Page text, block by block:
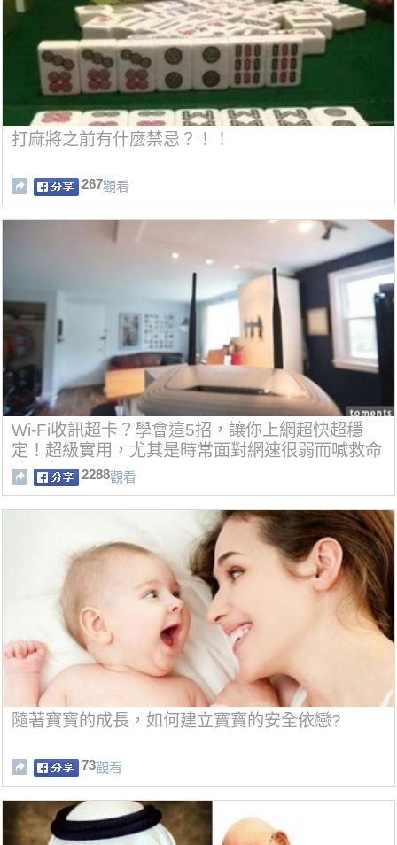
打麻將之前有什麼禁忌？！！
267觀看
Wi-Fi收訊超卡？學會這5招，讓你上網超快超穩
定！超級實用，尤其是時常面對網速很弱而喊救命
的朋友！[視頻]
2288觀看
隨著寶寶的成長，如何建立寶寶的安全依戀?
73觀看